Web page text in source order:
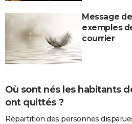
Message
exemples
courrier
Où sont nés les habitants
ont quittés ?
Répartition des personnes